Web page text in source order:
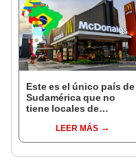
Este es el único país de
Sudamérica que no
tiene locales de
disfrutar sus platos
típicos sobre comida
LEER MÁS